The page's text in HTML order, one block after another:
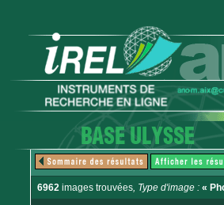
6962 images trouvées, Type d'image : «